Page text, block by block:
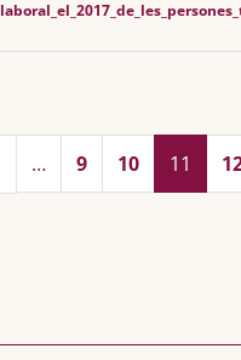
pàgina
Pàgina anterior
… 9 10 11